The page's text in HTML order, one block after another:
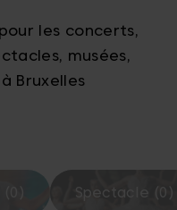
les concerts,
musées,
Bruxelles
Spectacle (0)